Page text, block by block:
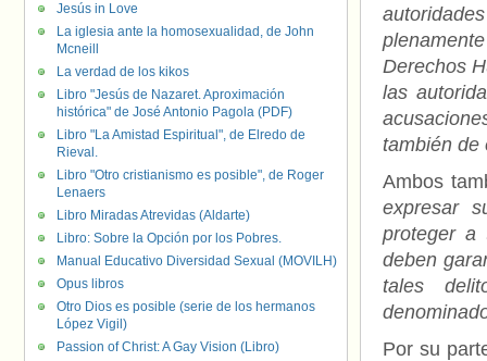
Derechos
las
también de
Ambos
expresar
proteger a
deben
tales
Por su
Jesús in Love
La iglesia ante la homosexualidad, de John
Mcneill
La verdad de los kikos
Libro "Jesús de Nazaret. Aproximación
histórica" de José Antonio Pagola (PDF)
Libro "La Amistad Espiritual", de Elredo de
Rieval.
Libro "Otro cristianismo es posible", de Roger
Lenaers
Libro Miradas Atrevidas (Aldarte)
Libro: Sobre la Opción por los Pobres.
Manual Educativo Diversidad Sexual (MOVILH)
Opus libros
Otro Dios es posible (serie de los hermanos
López Vigil)
Passion of Christ: A Gay Vision (Libro)